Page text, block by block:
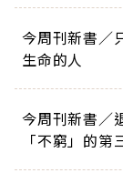
今周刊新書／
生命的人
今周刊新書／
「不窮」的第